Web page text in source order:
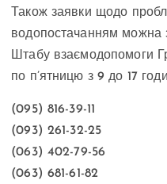
Також заявки щодо
водопостачанням
Штабу взаємодопомоги
по п’ятницю з 9 до 17
(095) 816-39-11
(093) 261-32-25
(063) 402-79-56
(063) 681-61-82